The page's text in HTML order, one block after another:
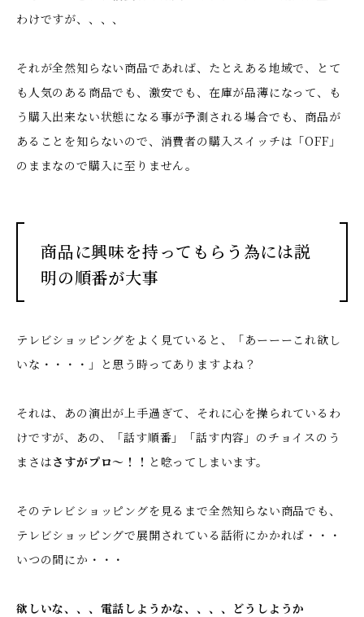
わけですが、、、、
それが全然知らない商品であれば、たとえある地域で、とて
も人気のある商品でも、激安でも、在庫が品薄になって、も
う購入出来ない状態になる事が予測される場合でも、商品が
あることを知らないので、消費者の購入スイッチは「OFF」
のままなので購入に至りません。
商品に興味を持ってもらう為には説
明の順番が大事
テレビショッピングをよく見ていると、「あーーーこれ欲し
いな・・・・」と思う時ってありますよね？
それは、あの演出が上手過ぎて、それに心を操られているわ
けですが、あの、「話す順番」「話す内容」のチョイスのう
まさはさすがプロ～！！ と唸ってしまいます。
そのテレビショッピングを見るまで全然知らない商品でも、
テレビショッピングで展開されている話術にかかれば・・・
いつの間にか・・・
欲しいな、、、電話しようかな、、、、どうしようか